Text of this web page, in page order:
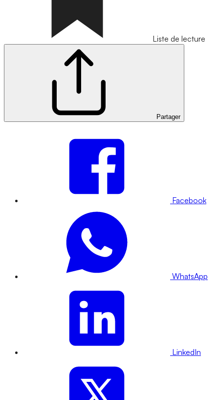
Liste de lecture
Partager
Facebook
WhatsApp
LinkedIn